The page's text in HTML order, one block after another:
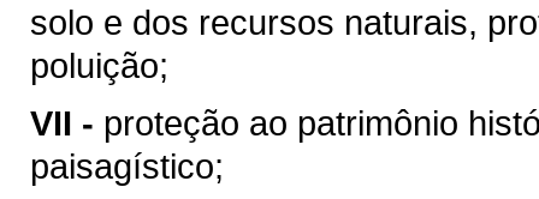
solo e dos recursos naturais,
poluição;
VII - proteção ao patrimônio
paisagístico;